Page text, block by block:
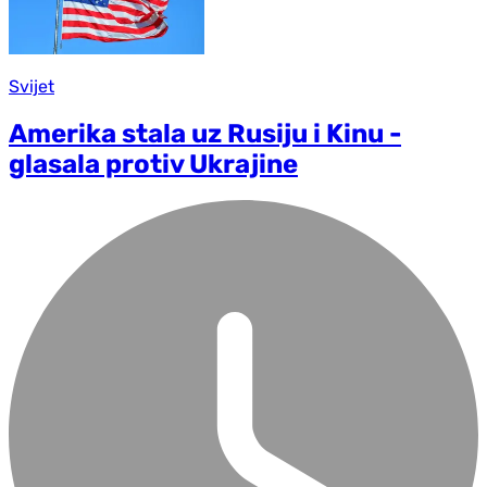
Svijet
Amerika stala uz Rusiju i Kinu -
glasala protiv Ukrajine